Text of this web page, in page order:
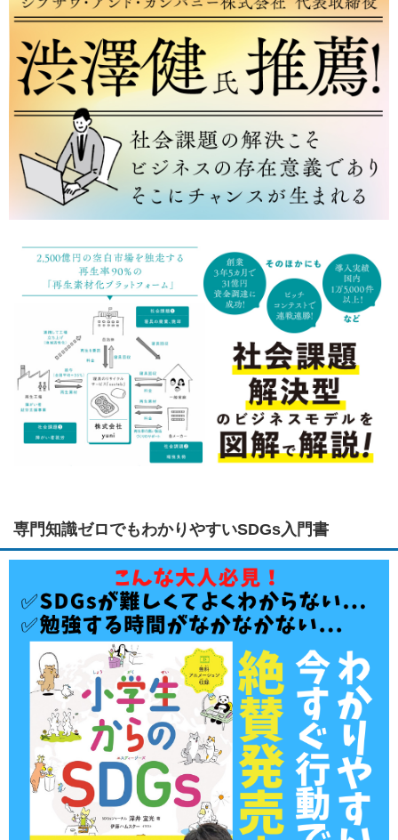
専門知識ゼロでもわかりやすいSDGs入門書